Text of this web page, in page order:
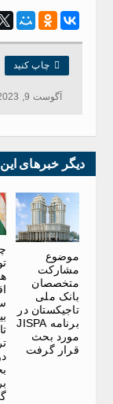
 چاپ کنید
آگوست 9, 2023 13:22, 269 بازدید ها
دیگر خبرهای
موضوع
مشارکت
متخصصان
بانک ملی
تاجیکستان در
برنامه JISPA
مورد بحث
قرار گرفت